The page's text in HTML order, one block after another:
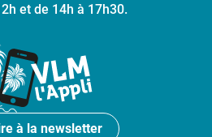
et de 14h à 17h30.
à la newsletter